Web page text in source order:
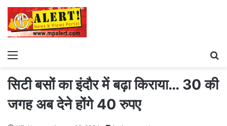
Menu
सिटी बसों का इंदौर में बढ़ा किराया… 30 की
जगह अब देने होंगे 40 रुपए